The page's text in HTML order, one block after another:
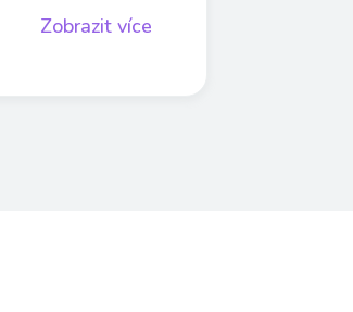
Zobrazit více